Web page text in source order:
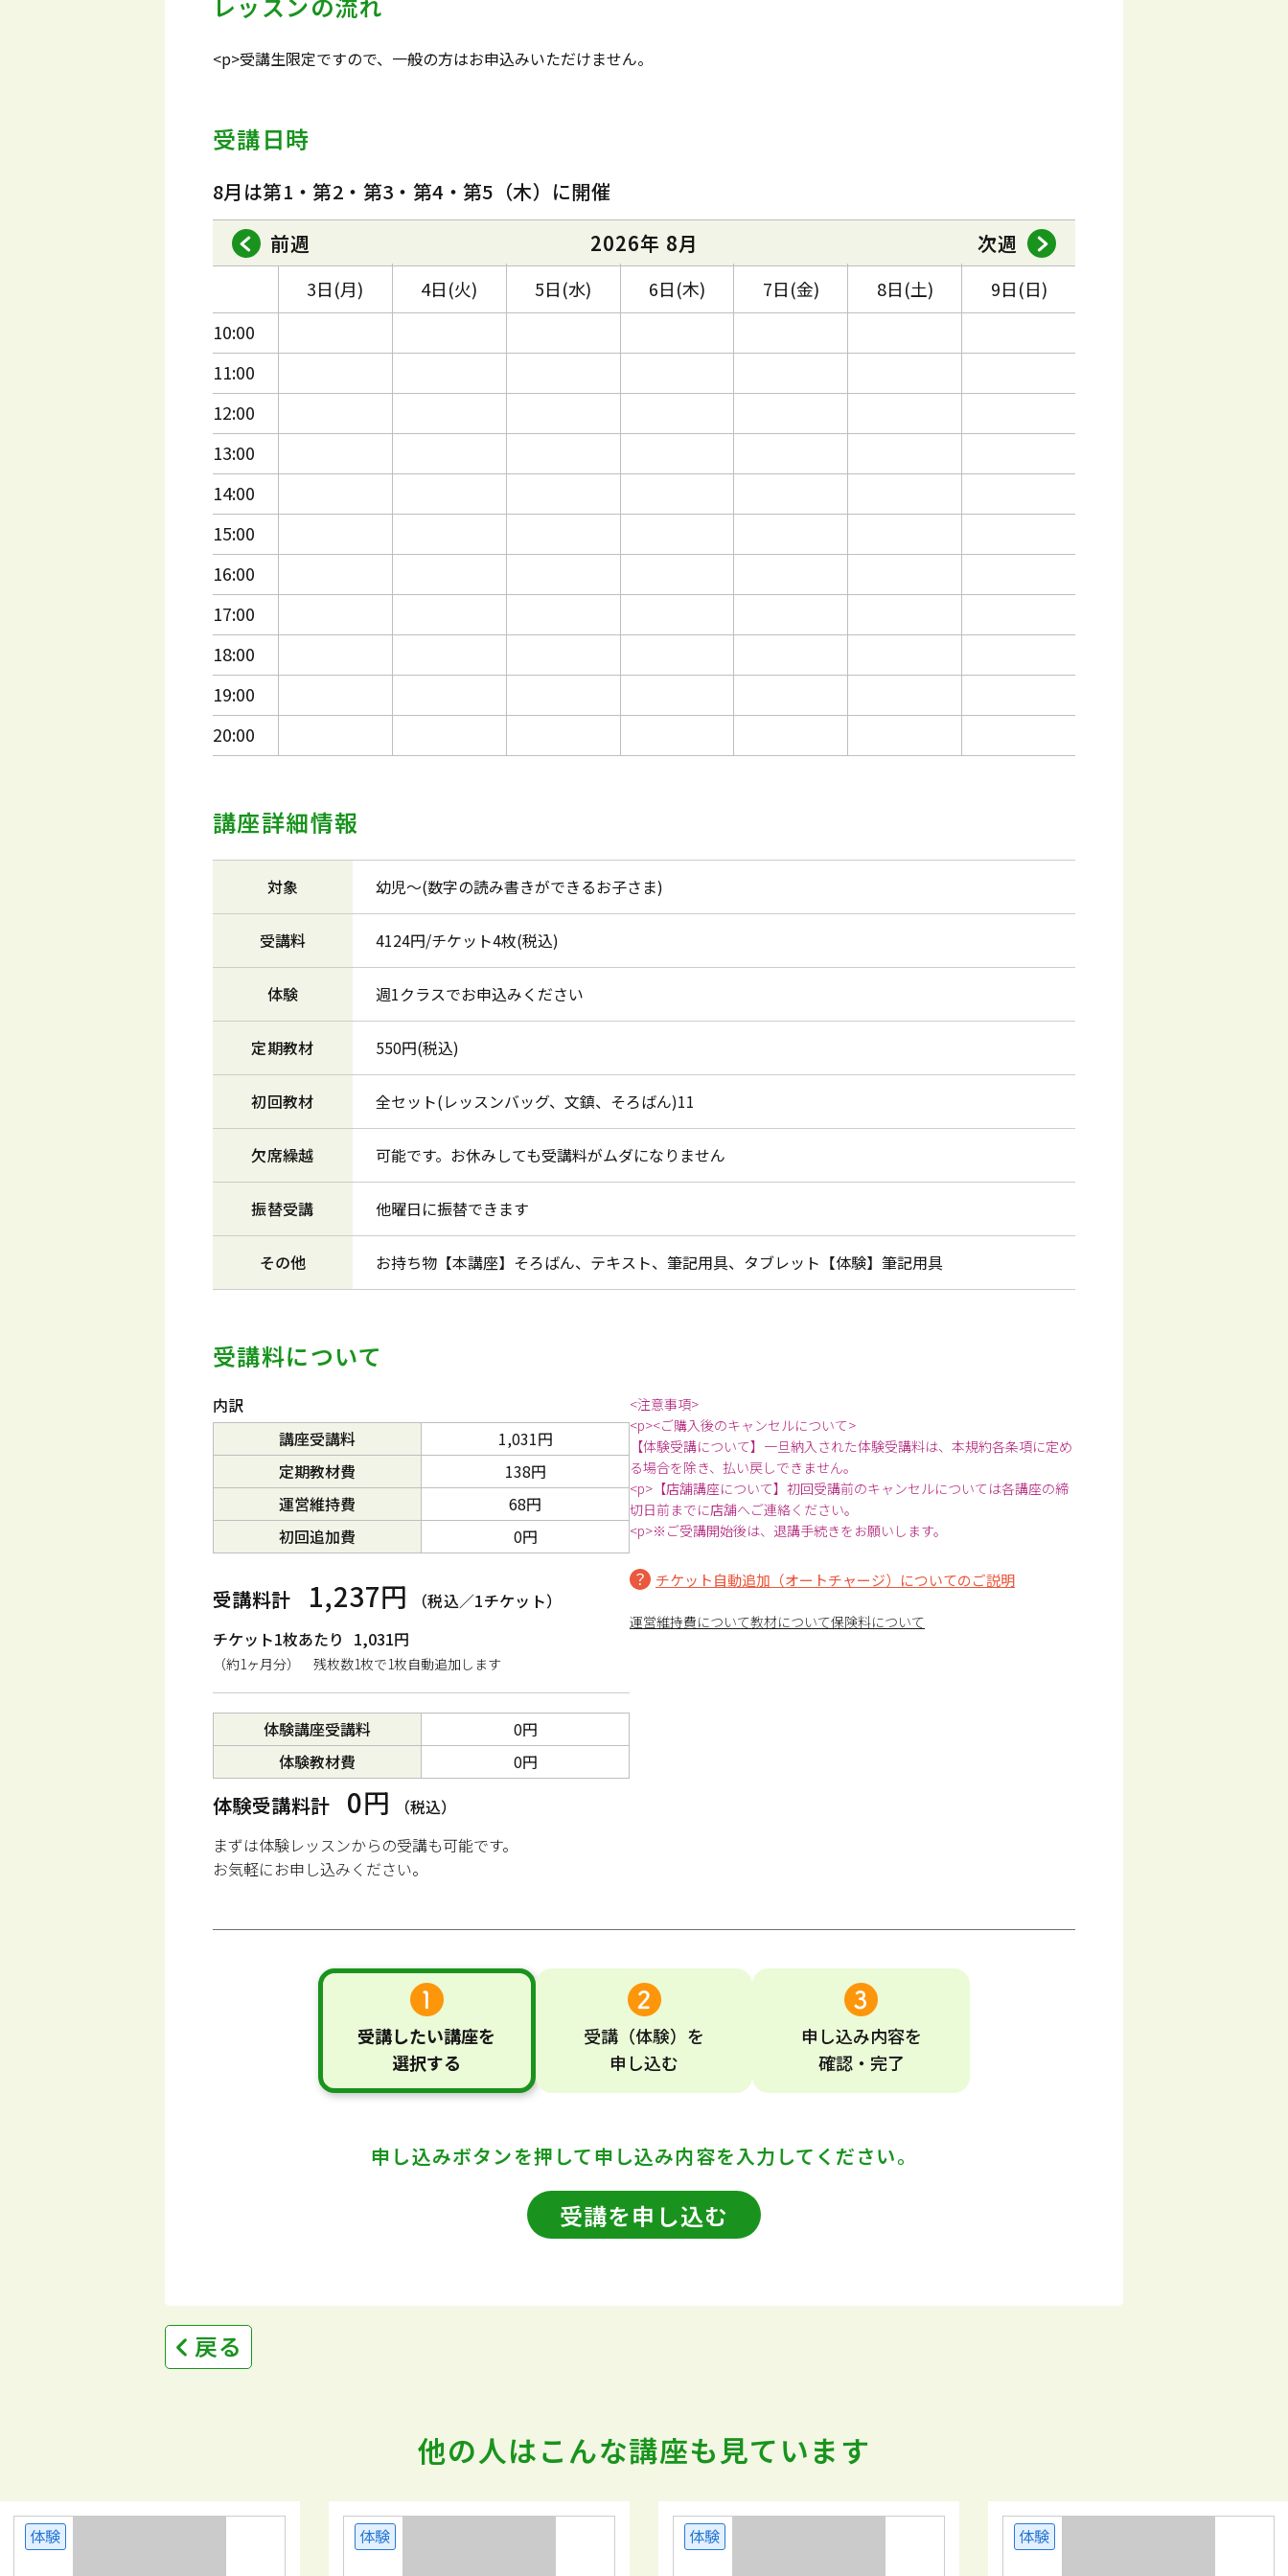
<p>受講生限定ですので、一般の方はお申込みいただけません。
受講日時
8月は第1・第2・第3・第4・第5（木）に開催
前週
2026年 8月 次週
10:00
11:00
12:00
13:00
14:00
15:00
16:00
17:00
18:00
19:00
20:00
3日(月) 4日(火) 5日(水) 6日(木) 7日(金) 8日(土) 9日(日)
講座詳細情報
対象 幼児～(数字の読み書きができるお子さま)
受講料 4124円/チケット4枚(税込)
体験 週1クラスでお申込みください
定期教材 550円(税込)
初回教材 全セット(レッスンバッグ、文鎮、そろばん)11
欠席繰越 可能です。お休みしても受講料がムダになりません
振替受講 他曜日に振替できます
その他 お持ち物【本講座】そろばん、テキスト、筆記用具、タブレット【体験】筆記用具
受講料について
内訳
講座受講料
1,031円
定期教材費
138円
運営維持費
68円
初回追加費
0円
受講料計 1,237円
（税込／1チケット）
チケット1枚あたり 1,031円
（約1ヶ月分） 残枚数1枚で1枚自動追加します
体験講座受講料
0円
体験教材費
0円
体験受講料計 0円
（税込）
まずは体験レッスンからの受講も可能です。
お気軽にお申し込みください。
<注意事項>
<p><ご購入後のキャンセルについて>
【体験受講について】一旦納入された体験受講料は、本規約各条項に定め
る場合を除き、払い戻しできません。
<p>【店舗講座について】初回受講前のキャンセルについては各講座の締
切日前までに店舗へご連絡ください。
<p>※ご受講開始後は、退講手続きをお願いします。
チケット自動追加（オートチャージ）についてのご説明
運営維持費について教材について保険料について
受講したい講座を
選択する
受講 （体験） を
申し込む
申し込み内容を
確認・完了
申し込みボタンを押して申し込み内容を入力してください。
受講を申し込む
戻る
他の人はこんな講座も見ています
体験 体験 体験 体験